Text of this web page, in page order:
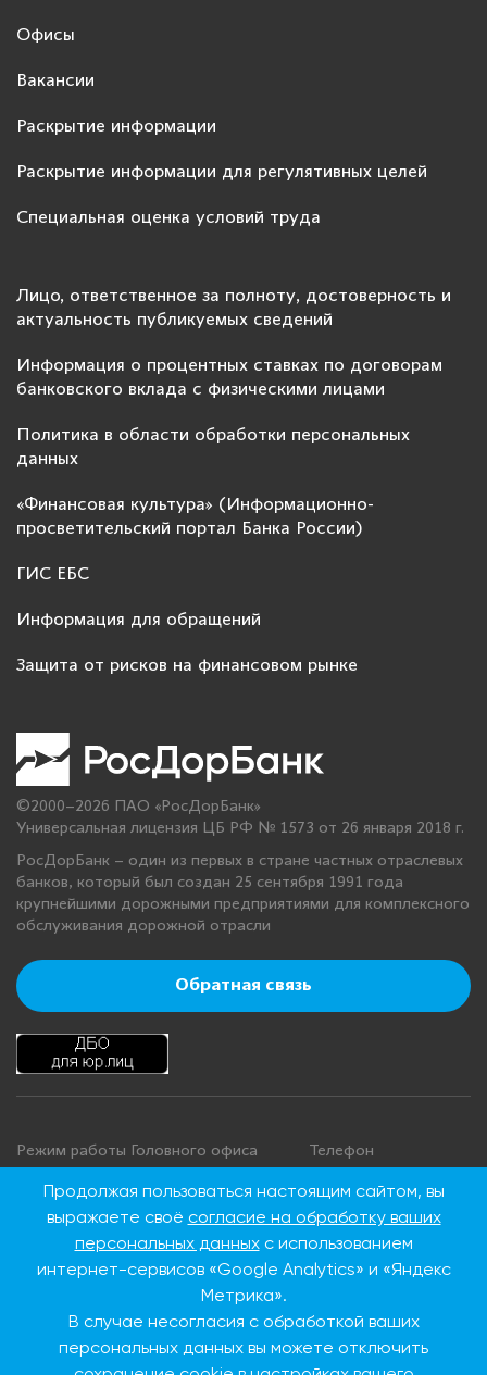
Офисы
Вакансии
Раскрытие информации
Раскрытие информации для регулятивных целей
Специальная оценка условий труда
Лицо, ответственное за полноту, достоверность и
актуальность публикуемых сведений
Информация о процентных ставках по договорам
банковского вклада с физическими лицами
Политика в области обработки персональных
данных
«Финансовая культура» (Информационно-
просветительский портал Банка России)
ГИС ЕБС
Информация для обращений
Защита от рисков на финансовом рынке
©2000–2026 ПАО «РосДорБанк»
Универсальная лицензия ЦБ РФ № 1573 от 26 января 2018 г.
РосДорБанк – один из первых в стране частных отраслевых
банков, который был создан 25 сентября 1991 года
крупнейшими дорожными предприятиями для комплексного
обслуживания дорожной отрасли
Обратная связь
Режим работы Головного офиса
Понедельник - четверг: с 9:00 до
18:00
Суббота, воскресенье: выходные
Телефон
+7 495 276 00 22
8 800 100 00 22
России)
Продолжая пользоваться настоящим сайтом, вы
выражаете своё согласие на обработку ваших
персональных данныхс использованием
интернет-сервисов «Google Analytics» и «Яндекс
Метрика».
В случае несогласия с обработкой ваших
персональных данных вы можете отключить